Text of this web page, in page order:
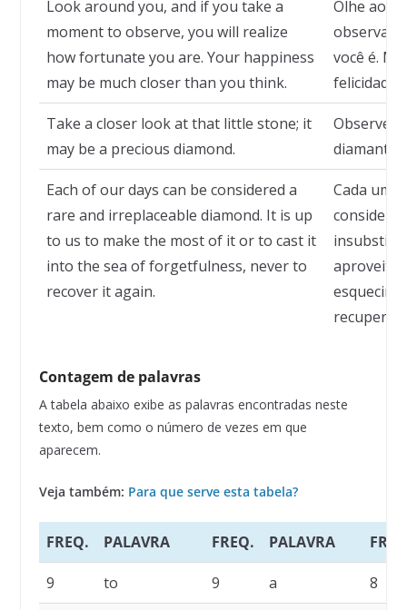
Look around you, and if you take a
moment to observe, you will realize
how fortunate you are. Your happiness
may be much closer than you think.
Olhe ao
observar,
você é.
felicidade.
Take a closer look at that little stone; it
may be a precious diamond.
Observe
diamante
Each of our days can be considered a
rare and irreplaceable diamond. It is up
to us to make the most of it or to cast it
into the sea of forgetfulness, never to
recover it again.
Cada um
recuperá-
Contagem de palavras
A tabela abaixo exibe as palavras encontradas neste
texto, bem como o número de vezes em que
aparecem.
Veja também: Para que serve esta tabela?
FREQ. PALAVRA FREQ. PALAVRA
9 to 9 a 8